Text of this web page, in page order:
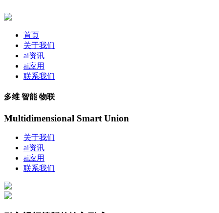
首页
关于我们
ai资讯
ai应用
联系我们
多维 智能 物联
Multidimensional Smart Union
关于我们
ai资讯
ai应用
联系我们